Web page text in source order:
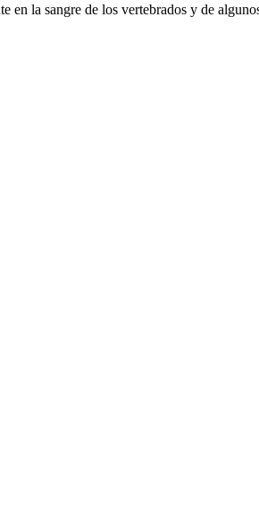
la sangre de los vertebrados y de